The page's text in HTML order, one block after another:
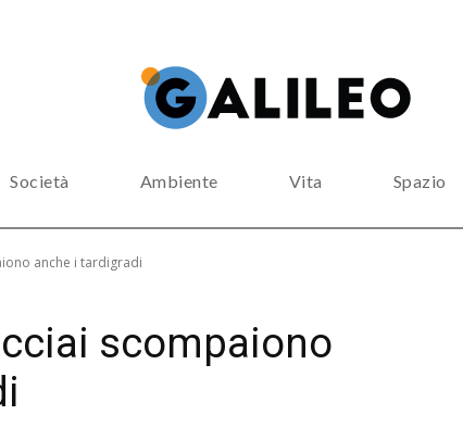
Società Ambiente Vita Spazio
anche i tardigradi
scompaiono